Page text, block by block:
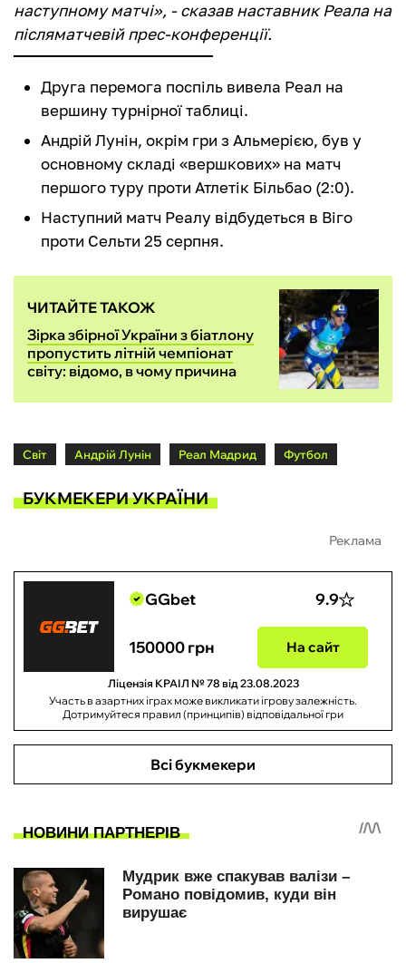
наступному матчі», - сказав наставник Реала на
післяматчевій прес-конференції.
Друга перемога поспіль вивела Реал на
вершину турнірної таблиці.
Андрій Лунін, окрім гри з Альмерією, був у
основному складі «вершкових» на матч
першого туру проти Атлетік Більбао (2:0).
Наступний матч Реалу відбудеться в Віго
проти Сельти 25 серпня.
ЧИТАЙТЕ ТАКОЖ
Зірка збірної України з біатлону
пропустить літній чемпіонат
світу: відомо, в чому причина
Світ Андрій Лунін Реал Мадрид Футбол
БУКМЕКЕРИ УКРАЇНИ
Реклама
GGbet 9.9
150000 грн На сайт
Ліцензія КРАІЛ № 78 від 23.08.2023
Участь в азартних іграх може викликати ігрову залежність.
Дотримуйтеся правил (принципів) відповідальної гри
Всі букмекери